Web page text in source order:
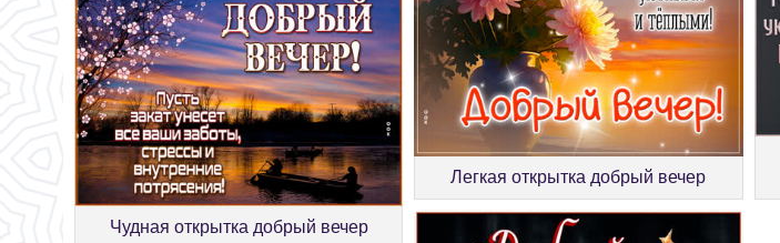
Легкая открытка добрый вечер
Чудная открытка добрый вечер